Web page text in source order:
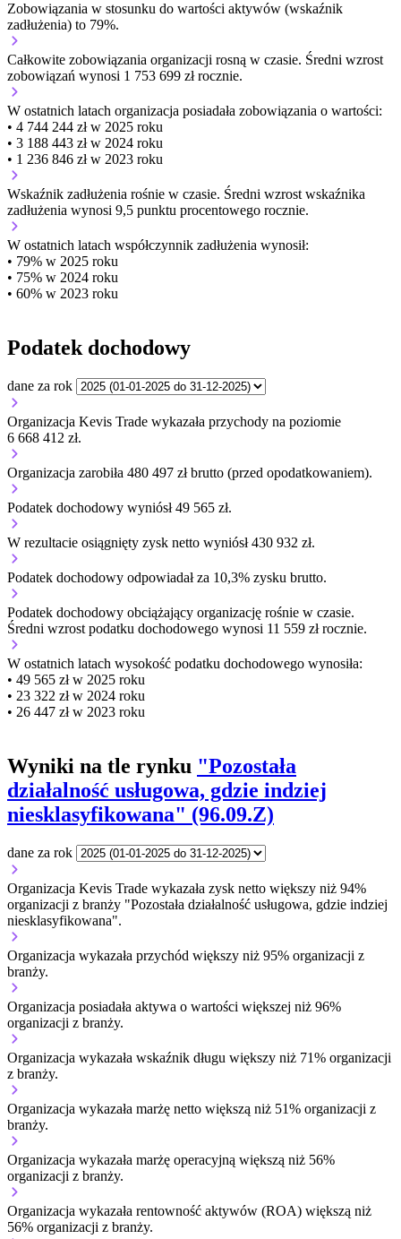
Zobowiązania w stosunku do wartości aktywów (wskaźnik
zadłużenia) to 79%.
Całkowite zobowiązania organizacji rosną w czasie. Średni wzrost
zobowiązań wynosi 1 753 699 zł rocznie.
W ostatnich latach organizacja posiadała zobowiązania o wartości:
• 4 744 244 zł w 2025 roku
• 3 188 443 zł w 2024 roku
• 1 236 846 zł w 2023 roku
Wskaźnik zadłużenia rośnie w czasie. Średni wzrost wskaźnika
zadłużenia wynosi 9,5 punktu procentowego rocznie.
W ostatnich latach współczynnik zadłużenia wynosił:
• 79% w 2025 roku
• 75% w 2024 roku
• 60% w 2023 roku
Podatek dochodowy
dane za rok
Organizacja Kevis Trade wykazała przychody na poziomie
6 668 412 zł.
Organizacja zarobiła 480 497 zł brutto (przed opodatkowaniem).
Podatek dochodowy wyniósł 49 565 zł.
W rezultacie osiągnięty zysk netto wyniósł 430 932 zł.
Podatek dochodowy odpowiadał za 10,3% zysku brutto.
Podatek dochodowy obciążający organizację rośnie w czasie.
Średni wzrost podatku dochodowego wynosi 11 559 zł rocznie.
W ostatnich latach wysokość podatku dochodowego wynosiła:
• 49 565 zł w 2025 roku
• 23 322 zł w 2024 roku
• 26 447 zł w 2023 roku
Wyniki na tle rynku "Pozostała
działalność usługowa, gdzie indziej
niesklasyfikowana" (96.09.Z)
dane za rok
Organizacja Kevis Trade wykazała zysk netto większy niż 94%
organizacji z branży "Pozostała działalność usługowa, gdzie indziej
niesklasyfikowana".
Organizacja wykazała przychód większy niż 95% organizacji z
branży.
Organizacja posiadała aktywa o wartości większej niż 96%
organizacji z branży.
Organizacja wykazała wskaźnik długu większy niż 71% organizacji
z branży.
Organizacja wykazała marżę netto większą niż 51% organizacji z
branży.
Organizacja wykazała marżę operacyjną większą niż 56%
organizacji z branży.
Organizacja wykazała rentowność aktywów (ROA) większą niż
56% organizacji z branży.